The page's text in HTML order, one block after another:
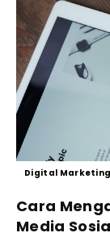
Digital Marketing
Cara
Media